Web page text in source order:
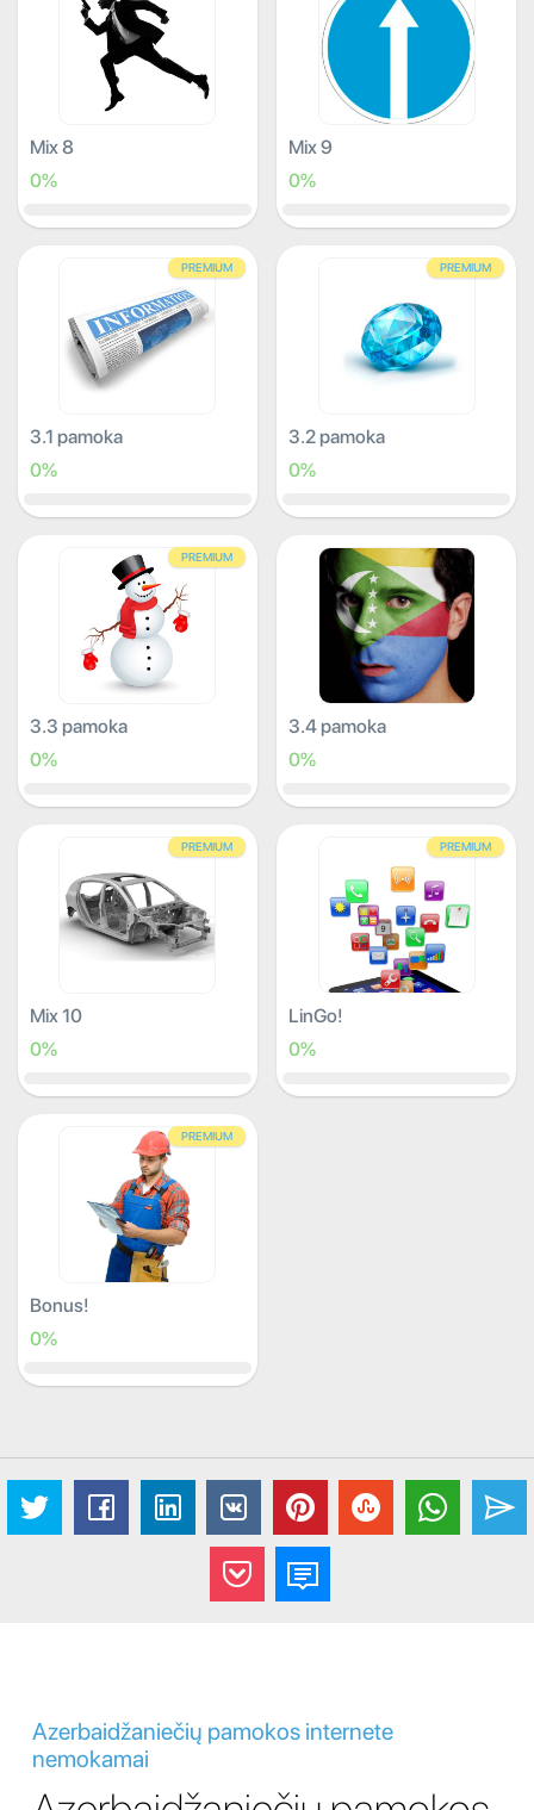
Mix 8
0%
Mix 9
0%
PREMIUM
3.1 pamoka
0%
PREMIUM
3.2 pamoka
0%
PREMIUM
3.3 pamoka
0%
3.4 pamoka
0%
PREMIUM
Mix 10
0%
PREMIUM
LinGo!
0%
PREMIUM
Bonus!
0%
Azerbaidžaniečių pamokos internete
nemokamai